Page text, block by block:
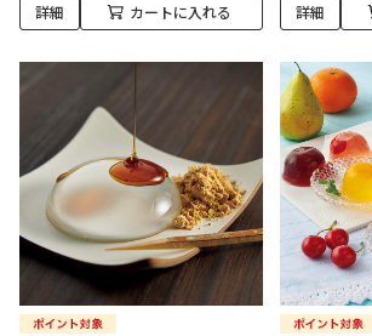
詳細 カートに入れる 詳細